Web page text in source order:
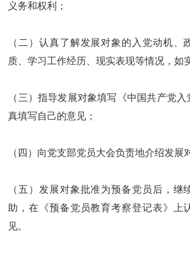
义务和权利；
（二）认真了解发展对象的入党动机、
质、学习工作经历、现实表现等情况，如
（三）指导发展对象填写《中国共产党
真填写自己的意见；
（四）向党支部党员大会负责地介绍发展
（五）发展对象批准为预备党员后，继
助，在《预备党员教育考察登记表》上
见。